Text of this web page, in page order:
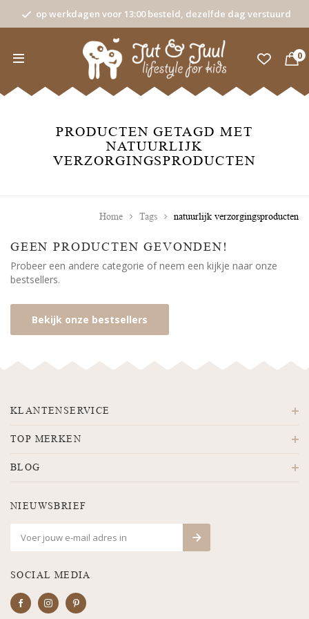
op werkdagen voor 13:00 besteld, dezelfde dag verstuurd
0
PRODUCTEN GETAGD MET
NATUURLIJK
VERZORGINGSPRODUCTEN
Home Tags natuurlijk verzorgingsproducten
GEEN PRODUCTEN GEVONDEN!
Probeer een andere categorie of neem een kijkje naar onze
bestsellers.
Bekijk onze bestsellers
KLANTENSERVICE
TOP MERKEN
BLOG
NIEUWSBRIEF
SOCIAL MEDIA